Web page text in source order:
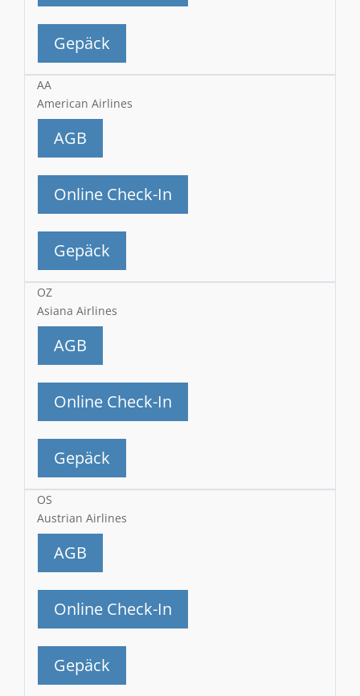
Gepäck
AA
American Airlines
AGB
Online Check-In
Gepäck
OZ
Asiana Airlines
AGB
Online Check-In
Gepäck
OS
Austrian Airlines
AGB
Online Check-In
Gepäck